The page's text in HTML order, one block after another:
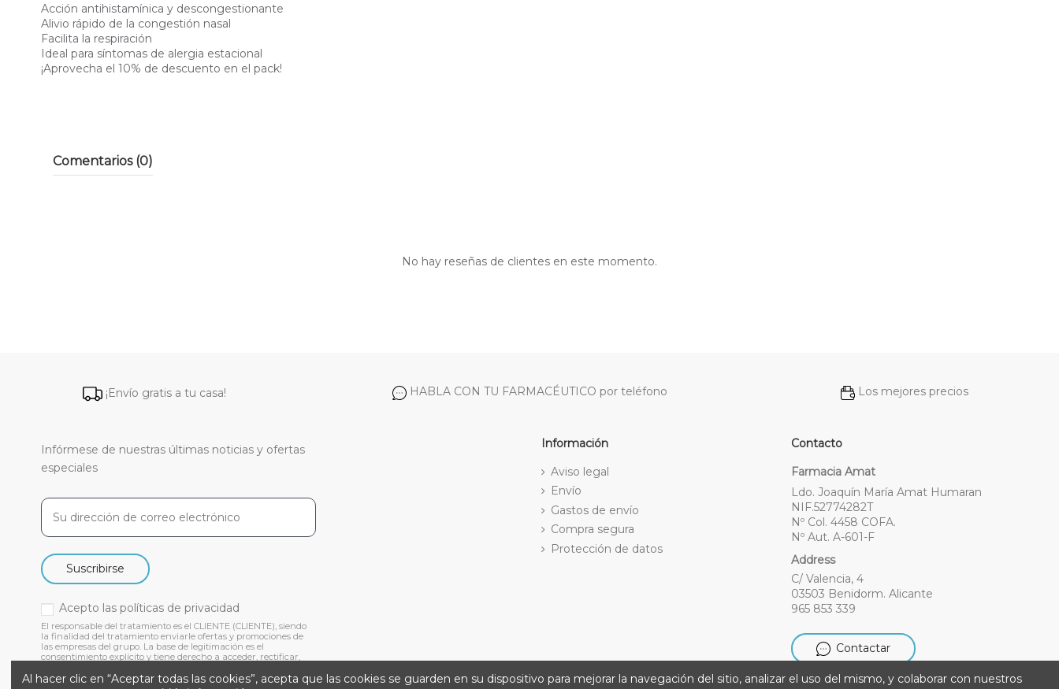
Acción antihistamínica y descongestionante
Alivio rápido de la congestión nasal
Facilita la respiración
Ideal para síntomas de alergia estacional
¡Aprovecha el 10% de descuento en el pack!
Comentarios (0)
No hay reseñas de clientes en este momento.
¡Envío gratis a tu casa! HABLA CON TU FARMACÉUTICO por teléfono Los mejores precios
Infórmese de nuestras últimas noticias y ofertas
especiales
Suscribirse
Acepto las políticas de privacidad
El responsable del tratamiento es el CLIENTE (CLIENTE), siendo
la finalidad del tratamiento enviarle ofertas y promociones de
las empresas del grupo. La base de legitimación es el
consentimiento explícito y tiene derecho a acceder, rectificar,
Información
Aviso legal
Envío
Gastos de envío
Compra segura
Protección de datos
Contacto
Farmacia Amat
Ldo. Joaquín María Amat Humaran
NIF.52774282T
Nº Col. 4458 COFA.
Nº Aut. A-601-F
Address
C/ Valencia, 4
03503 Benidorm. Alicante
965 853 339
Contactar
Al hacer clic en “Aceptar todas las cookies”, acepta que las cookies se guarden en su dispositivo para mejorar la navegación del sitio, analizar el uso del mismo, y colaborar con nuestros